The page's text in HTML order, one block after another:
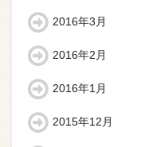
2016年3月
2016年2月
2016年1月
2015年12月